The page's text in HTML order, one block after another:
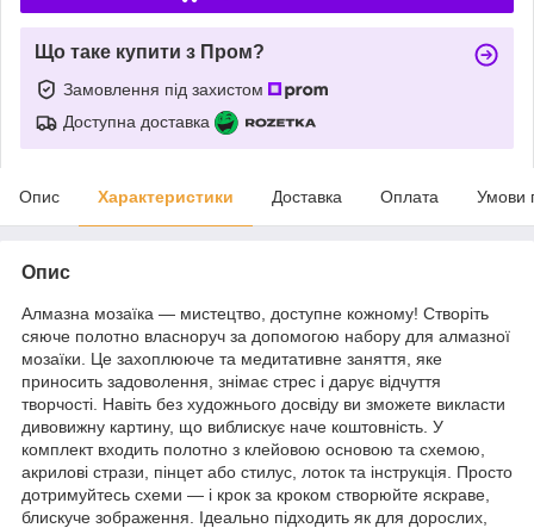
Що таке купити з Пром?
Замовлення під захистом
Доступна доставка
Опис Характеристики Доставка Оплата Умови
Опис
Алмазна мозаїка — мистецтво, доступне кожному! Створіть
сяюче полотно власноруч за допомогою набору для алмазної
мозаїки. Це захоплююче та медитативне заняття, яке
приносить задоволення, знімає стрес і дарує відчуття
творчості. Навіть без художнього досвіду ви зможете викласти
дивовижну картину, що виблискує наче коштовність. У
комплект входить полотно з клейовою основою та схемою,
акрилові стрази, пінцет або стилус, лоток та інструкція. Просто
дотримуйтесь схеми — і крок за кроком створюйте яскраве,
блискуче зображення. Ідеально підходить як для дорослих,